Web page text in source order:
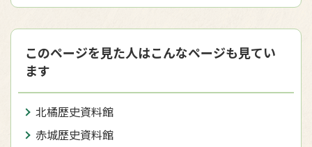
このページを見た人はこんなページも見てい
ます
北橘歴史資料館
赤城歴史資料館